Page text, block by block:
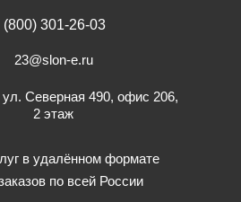
(800) 301-26-03
23@slon-e.ru
Северная 490, офис 206,
2 этаж
в удалённом формате
по всей России